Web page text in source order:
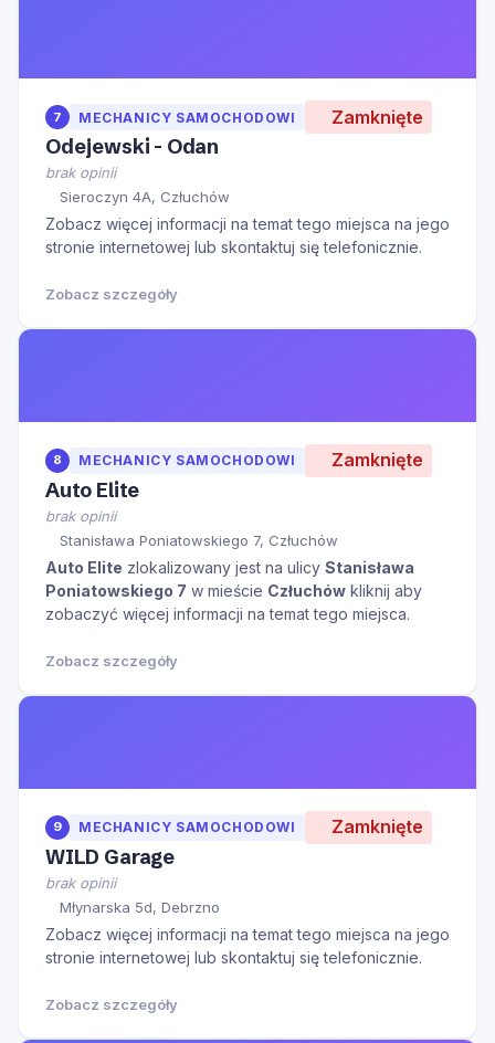
7 MECHANICY SAMOCHODOWI Zamknięte
Odejewski - Odan
brak opinii
Sieroczyn 4A, Człuchów
Zobacz więcej informacji na temat tego miejsca na jego
stronie internetowej lub skontaktuj się telefonicznie.
Zobacz szczegóły
8 MECHANICY SAMOCHODOWI Zamknięte
Auto Elite
brak opinii
Stanisława Poniatowskiego 7, Człuchów
Auto Elite zlokalizowany jest na ulicy Stanisława
Poniatowskiego 7 w mieście Człuchów kliknij aby
zobaczyć więcej informacji na temat tego miejsca.
Zobacz szczegóły
9 MECHANICY SAMOCHODOWI Zamknięte
WILD Garage
brak opinii
Młynarska 5d, Debrzno
Zobacz więcej informacji na temat tego miejsca na jego
stronie internetowej lub skontaktuj się telefonicznie.
Zobacz szczegóły